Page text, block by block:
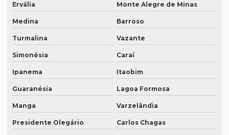
Ervália Monte Alegre de Minas
Medina Barroso
Turmalina Vazante
Simonésia Caraí
Ipanema Itaobim
Guaranésia Lagoa Formosa
Manga Varzelândia
Presidente Olegário Carlos Chagas